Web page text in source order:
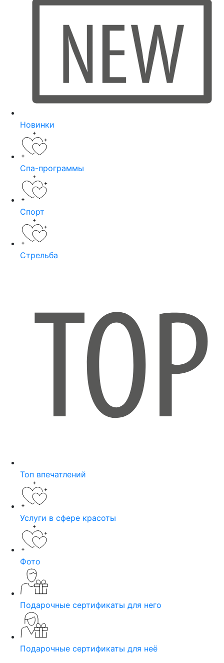
Новинки
Спа-программы
Спорт
Стрельба
Топ впечатлений
Услуги в сфере красоты
Фото
Подарочные сертификаты для него
Подарочные сертификаты для неё